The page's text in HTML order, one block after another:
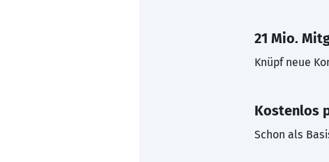
21 Mio.
Knüpf neue
Kostenlos
Schon als